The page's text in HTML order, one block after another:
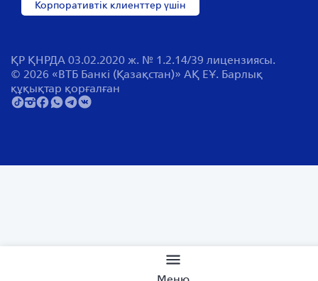
Корпоративтік клиенттер үшін
ҚР ҚНРДА 03.02.2020 ж. № 1.2.14/39 лицензиясы.
© 2026 «ВТБ Банкі (Қазақстан)» АҚ ЕҰ. Барлық
құқықтар қорғалған